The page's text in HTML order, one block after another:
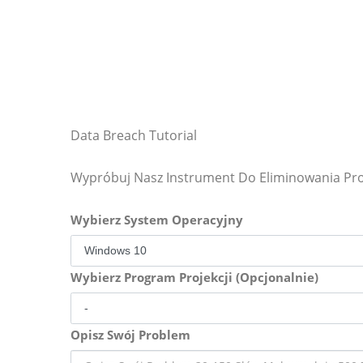
Data Breach Tutorial
Wypróbuj Nasz Instrument Do Eliminowania
Wybierz System Operacyjny
Wybierz Program Projekcji (Opcjonalnie)
Opisz Swój Problem